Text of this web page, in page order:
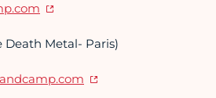
Death Metal- Paris)